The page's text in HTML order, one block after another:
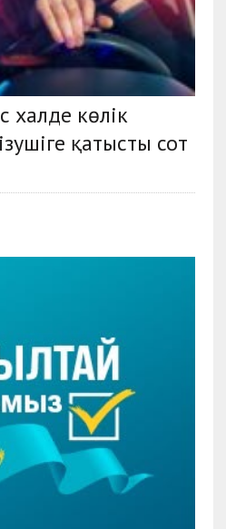
халде көлік
қатысты сот